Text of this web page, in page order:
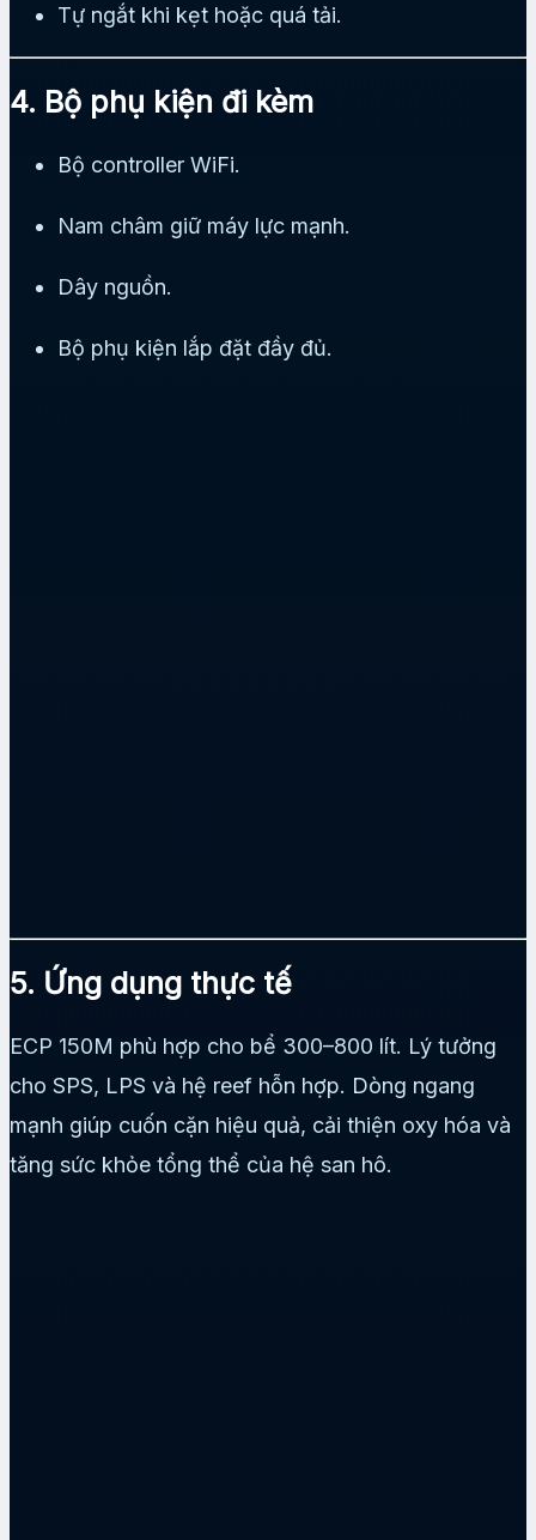
Tự ngắt khi kẹt hoặc quá tải.
4. Bộ phụ kiện đi kèm
Bộ controller WiFi.
Nam châm giữ máy lực mạnh.
Dây nguồn.
Bộ phụ kiện lắp đặt đầy đủ.
5. Ứng dụng thực tế
ECP 150M phù hợp cho bể 300–800 lít. Lý tưởng
cho SPS, LPS và hệ reef hỗn hợp. Dòng ngang
mạnh giúp cuốn cặn hiệu quả, cải thiện oxy hóa và
tăng sức khỏe tổng thể của hệ san hô.